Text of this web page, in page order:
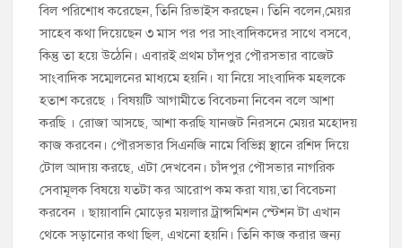
বিল পরিশোধ করেছেন, তিনি রিভাইস করছেন। তিনি বলেন,মেয়র
সাহেব কথা দিয়েছেন ৩ মাস পর পর সাংবাদিকদের সাথে বসবে,
কিন্তু তা হয়ে উঠেনি। এবারই প্রথম চাঁদপুর পৌরসভার বাজেট
সাংবাদিক সম্মেলনের মাধ্যমে হয়নি। যা নিয়ে সাংবাদিক মহলকে
হতাশ করেছে । বিষয়টি আগামীতে বিবেচনা নিবেন বলে আশা
করছি । রোজা আসছে, আশা করছি যানজট নিরসনে মেয়র মহোদয়
কাজ করবেন। পৌরসভার সিএনজি নামে বিভিন্ন স্থানে রশিদ দিয়ে
টোল আদায় করছে, এটা দেখবেন। চাঁদপুর পৌসভার নাগরিক
সেবামূলক বিষয়ে যতটা কর আরোপ কম করা যায়,তা বিবেচনা
করবেন । ছায়াবানি মোড়ের ময়লার ট্রান্সমিশন স্টেশন টা এখান
থেকে সড়ানোর কথা ছিল, এখনো হয়নি। তিনি কাজ করার জন্য